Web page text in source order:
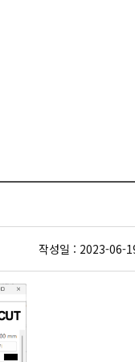
작성일 : 2023-